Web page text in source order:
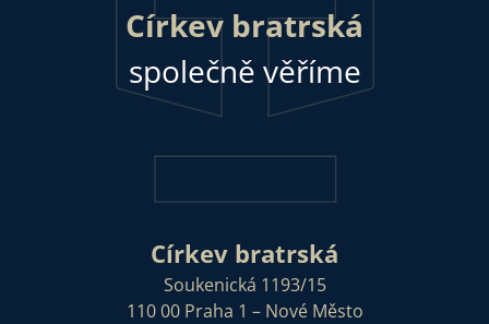
Církev bratrská
společně věříme
Církev bratrská
Soukenická 1193/15
110 00 Praha 1 – Nové Město